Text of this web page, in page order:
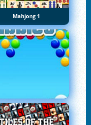
Mahjong 1